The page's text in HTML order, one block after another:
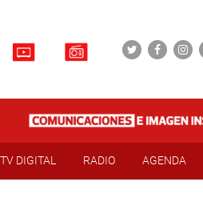
TV DIGITAL RADIO AGENDA